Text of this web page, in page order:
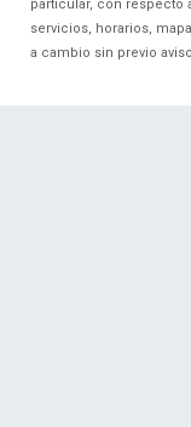
particular, con respecto
servicios, horarios,
a cambio sin previo